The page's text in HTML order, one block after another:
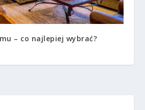
– co najlepiej wybrać?